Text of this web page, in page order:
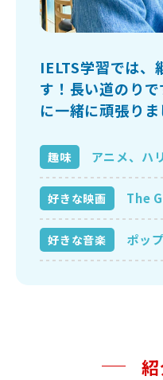
IELTS学習では、
す！長い道のり
に一緒に頑張りま
趣味 アニメ、ハ
好きな映画 The
好きな音楽 ポッ